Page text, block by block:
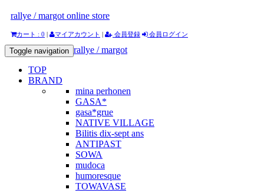
rallye / margot online store
カート : 0 | マイアカウント | 会員登録 会員ログイン
rallye / margot
Toggle navigation
TOP
BRAND
mina perhonen
GASA*
gasa*grue
NATIVE VILLAGE
Bilitis dix-sept ans
ANTIPAST
SOWA
mudoca
humoresque
TOWAVASE